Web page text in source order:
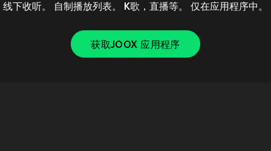
线下收听。 自制播放列表。 K歌，直播等。 仅在应用程序中。
获取JOOX 应用程序